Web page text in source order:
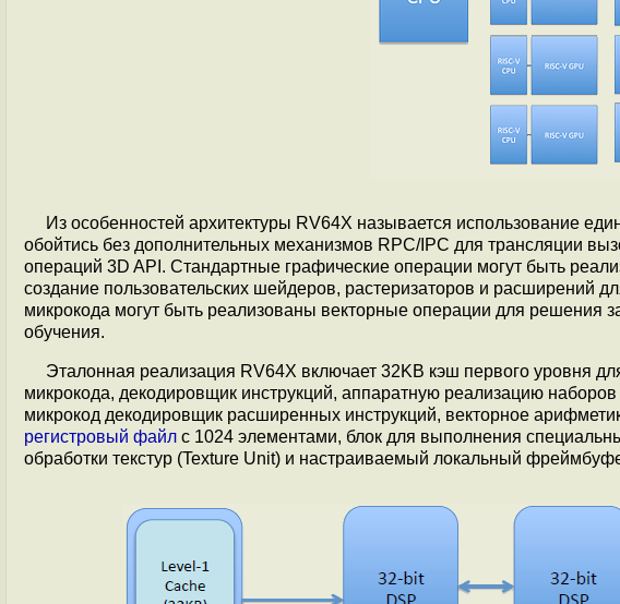
Из особенностей архитектуры RV64X называется использование
обойтись без дополнительных механизмов RPC/IPC для трансляции
операций 3D API. Стандартные графические операции могут быть
создание пользовательских шейдеров, растеризаторов и расширений
микрокода могут быть реализованы векторные операции для решения
обучения.
Эталонная реализация RV64X включает 32KB кэш первого уровня
микрокода, декодировщик инструкций, аппаратную реализацию наборов
микрокод декодировщик расширенных инструкций, векторное
регистровый файл с 1024 элементами, блок для выполнения
обработки текстур (Texture Unit) и настраиваемый локальный